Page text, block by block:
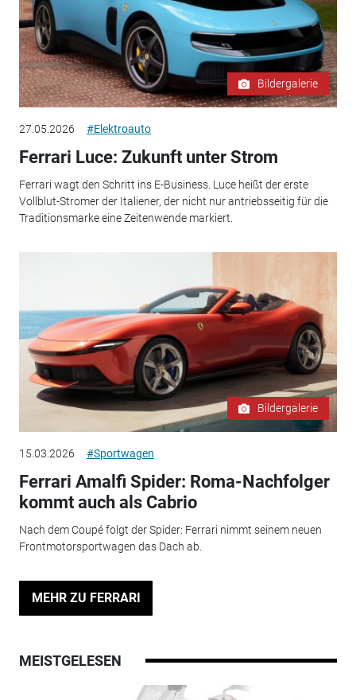
Bildergalerie
27.05.2026 #Elektroauto
Ferrari Luce: Zukunft unter Strom
Ferrari wagt den Schritt ins E-Business. Luce heißt der erste
Vollblut-Stromer der Italiener, der nicht nur antriebsseitig für die
Traditionsmarke eine Zeitenwende markiert.
Bildergalerie
15.03.2026 #Sportwagen
Ferrari Amalfi Spider: Roma-Nachfolger
kommt auch als Cabrio
Nach dem Coupé folgt der Spider: Ferrari nimmt seinem neuen
Frontmotorsportwagen das Dach ab.
MEHR ZU FERRARI
MEISTGELESEN